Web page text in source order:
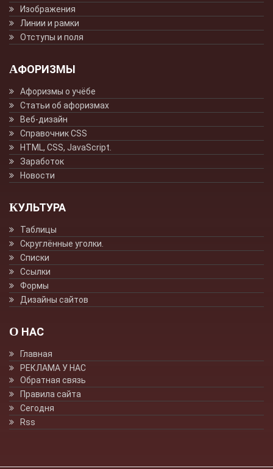
Изображения
Линии и рамки
Отступы и поля
АФОРИЗМЫ
Афоризмы о учёбе
Статьи об афоризмах
Веб-дизайн
Справочник CSS
HTML, CSS, JavaScript.
Заработок
Новости
КУЛЬТУРА
Таблицы
Скруглённые уголки.
Списки
Ссылки
Формы
Дизайны сайтов
О НАС
Главная
РЕКЛАМА У НАС
Обратная связь
Правила сайта
Сегодня
Rss